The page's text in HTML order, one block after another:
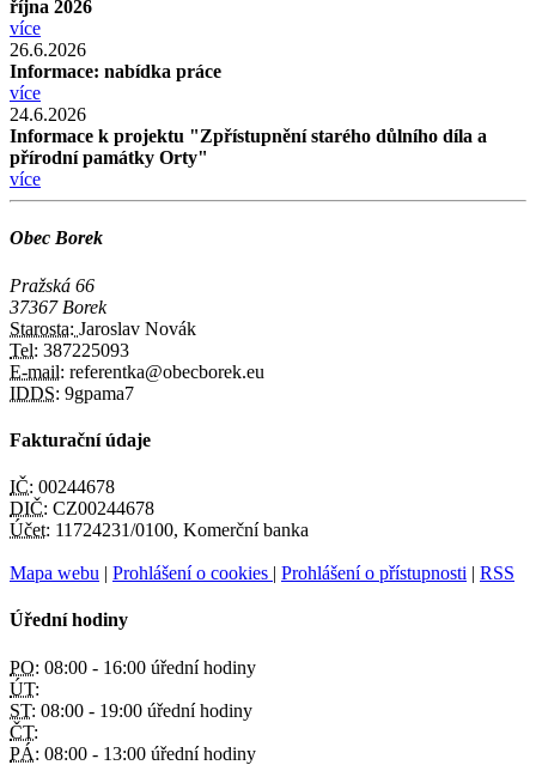
října 2026
více
26.6.2026
Informace: nabídka práce
více
24.6.2026
Informace k projektu "Zpřístupnění starého důlního díla a
přírodní památky Orty"
více
Obec Borek
Pražská 66
37367 Borek
Starosta: Jaroslav Novák
Tel: 387225093
E-mail: referentka@obecborek.eu
IDDS: 9gpama7
Fakturační údaje
IČ: 00244678
DIČ: CZ00244678
Účet: 11724231/0100, Komerční banka
Mapa webu | Prohlášení o cookies | Prohlášení o přístupnosti | RSS
Úřední hodiny
PO: 08:00 - 16:00 úřední hodiny
ÚT:
ST: 08:00 - 19:00 úřední hodiny
ČT:
PÁ: 08:00 - 13:00 úřední hodiny